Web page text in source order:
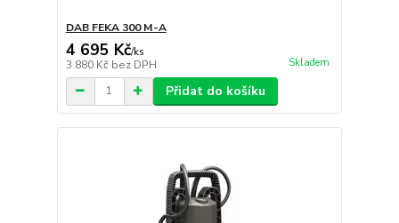
DAB FEKA 300 M-A
4 695 Kč/ks
3 880 Kč bez DPH Skladem
Přidat do košíku